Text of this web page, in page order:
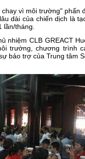
vì môi trường" phấn
dài của chiến dịch là
tháng.
nhiệm CLB GREACT
trường, chương trình
bảo trợ của Trung tâm